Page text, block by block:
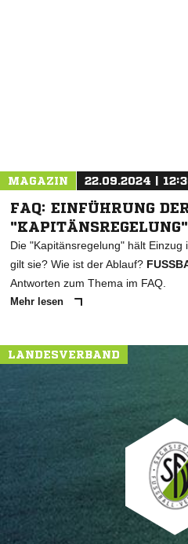
MAGAZIN 22.09.2024 |
FAQ: EINFÜHRUNG
"KAPITÄNSREGELUNG"
Die "Kapitänsregelung" hält
gilt sie? Wie ist der Ablauf?
Antworten zum Thema im FAQ.
Mehr lesen
LANDESVERBAND